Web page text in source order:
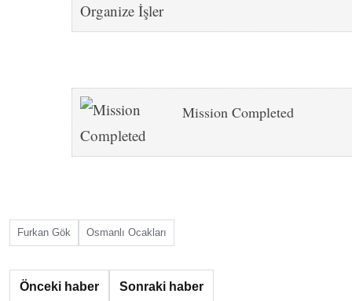
Mission Completed
Furkan Gök Osmanlı Ocakları
Önceki haber Sonraki haber